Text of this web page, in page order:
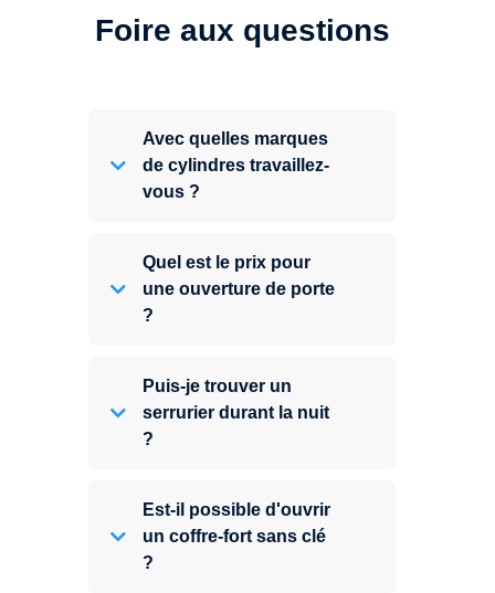
Foire aux questions
Avec quelles marques
de cylindres travaillez-
vous ?
Quel est le prix pour
une ouverture de porte
?
Puis-je trouver un
serrurier durant la nuit
?
Est-il possible d'ouvrir
un coffre-fort sans clé
?